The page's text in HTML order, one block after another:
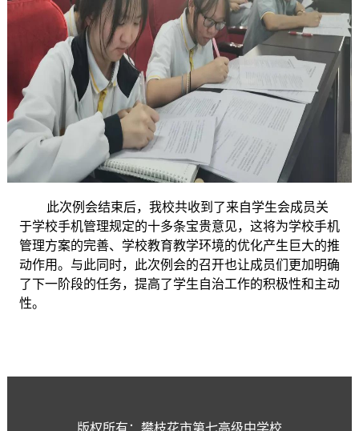
此次例会结束后，我校共收到了来自学生会成员关
于学校手机管理规定的十多条宝贵意见，这将为学校手机
管理方案的完善、学校教育教学环境的优化产生巨大的推
动作用。与此同时，此次例会的召开也让成员们更加明确
了下一阶段的任务，提高了学生自治工作的积极性和主动
性。